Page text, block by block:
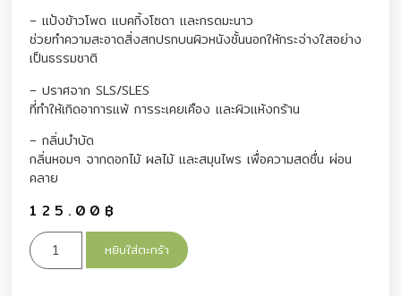
– แป้งข้าวโพด แบคกิ้งโซดา และกรดมะนาว
ช่วยทำความสะอาดสิ่งสกปรกบนผิวหนังชั้นนอกให้กระจ่างใสอย่าง
เป็นธรรมชาติ
– ปราศจาก SLS/SLES
ที่ทำให้เกิดอาการแพ้ การระเคยเคือง และผิวแห้งกร้าน
– กลิ่นบำบัด
กลิ่นหอมๆ จากดอกไม้ ผลไม้ และสมุนไพร เพื่อความสดชื่น ผ่อน
คลาย
125.00 ฿
หยิบใส่ตะกร้า